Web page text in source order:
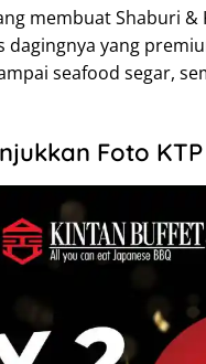
membuat Shaburi
dagingnya yang
seafood segar,
Foto